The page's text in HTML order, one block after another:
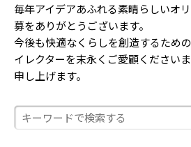
毎年アイデアあふれる素晴らしいオ
募をありがとうございます。
今後も快適なくらしを創造するための
イレクターを末永くご愛顧ください
申し上げます。